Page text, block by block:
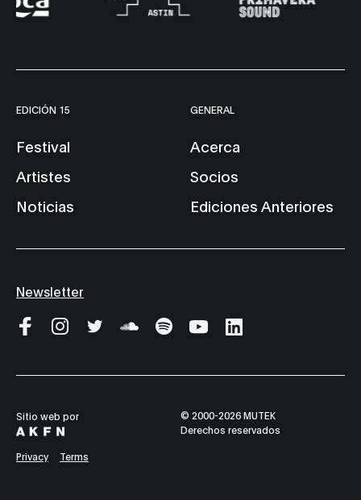
EDICIÓN 15
Festival
Artistes
Noticias
GENERAL
Acerca
Socios
Ediciones Anteriores
Newsletter
Sitio web por
© 2000-2026 MUTEK
Derechos reservados
Privacy Terms